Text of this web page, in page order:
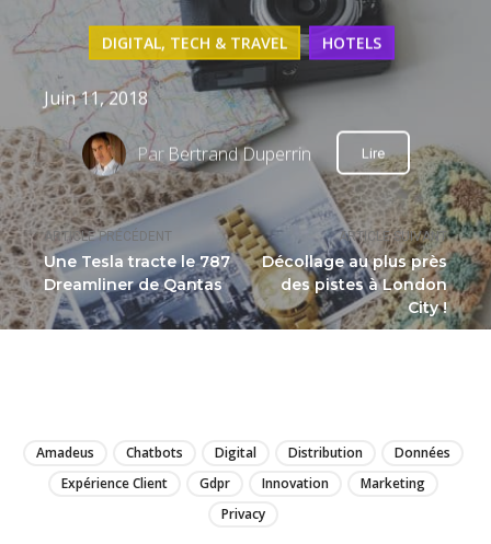
ARTICLE PRÉCÉDENT
Une Tesla tracte le 787
Dreamliner de Qantas
ARTICLE SUIVANT
Décollage au plus près
des pistes à London
City !
DIGITAL, TECH & TRAVEL HOTELS
Juin 11, 2018
Par Bertrand Duperrin Lire
Amadeus Chatbots Digital Distribution
Données
Expérience Client
Gdpr Innovation
Marketing
Privacy